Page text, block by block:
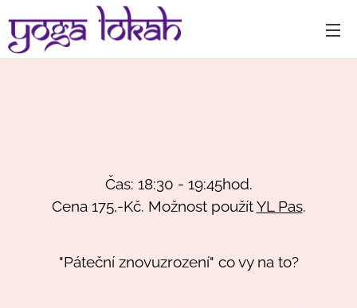
Čas: 18:30 - 19:45hod.
Cena 175,-Kč. Možnost použítYL Pas.
"Páteční znovuzrození" co vy na to?